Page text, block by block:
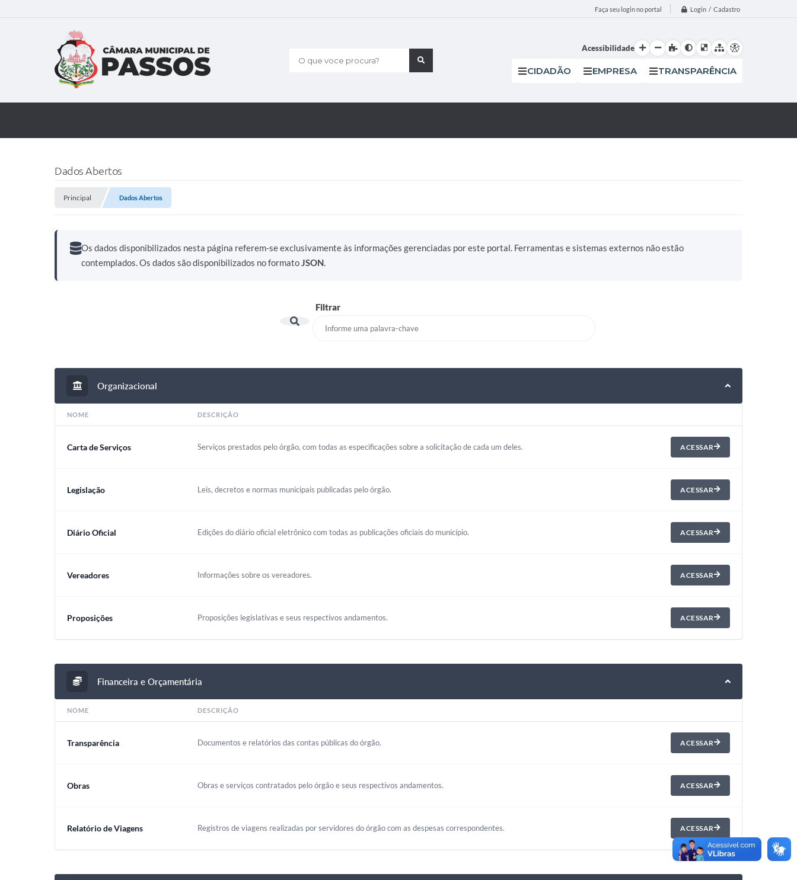
Faça seu login no portal Login / Cadastro
O que voce procura?
Acessibilidade
CIDADÃO EMPRESA TRANSPARÊNCIA
Dados Abertos
Principal Dados Abertos
Os dados disponibilizados nesta página referem-se exclusivamente às informações gerenciadas por este portal. Ferramentas e sistemas externos não estão
contemplados. Os dados são disponibilizados no formatoJSON.
Filtrar
Organizacional
NOME DESCRIÇÃO
Carta de Serviços Serviços prestados pelo órgão, com todas as especificações sobre a solicitação de cada um deles. ACESSAR
Legislação Leis, decretos e normas municipais publicadas pelo órgão. ACESSAR
Diário Oficial Edições do diário oficial eletrônico com todas as publicações oficiais do município. ACESSAR
Vereadores Informações sobre os vereadores. ACESSAR
Proposições Proposições legislativas e seus respectivos andamentos. ACESSAR
Financeira e Orçamentária
NOME DESCRIÇÃO
Transparência Documentos e relatórios das contas públicas do órgão. ACESSAR
Obras Obras e serviços contratados pelo órgão e seus respectivos andamentos. ACESSAR
Relatório de Viagens Registros de viagens realizadas por servidores do órgão com as despesas correspondentes. ACESSAR